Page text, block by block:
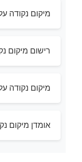
מיקום נקודה
רישום מיקום
מיקום נקודה
אומדן מיקום